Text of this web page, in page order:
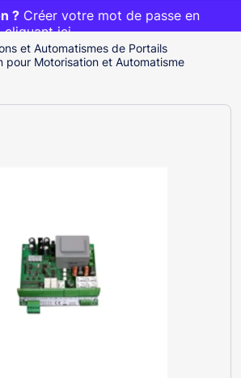
?20€ OFFERT sur votre panier
gratuite avec le codeBIENVENUE
Créer votre mot de passe en
ici
et Automatismes de Portails
pour Motorisation et Automatisme